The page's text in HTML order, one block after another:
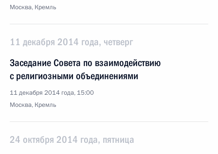
Москва, Кремль
11 декабря 2014 года, четверг
Заседание Совета по взаимодействию
с религиозными объединениями
11 декабря 2014 года, 15:00
Москва, Кремль
24 октября 2014 года, пятница